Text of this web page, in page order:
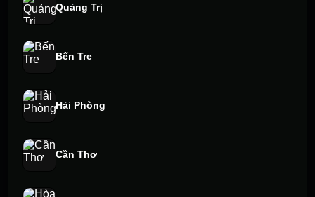
Quảng Trị
Bến Tre
Hải Phòng
Cần Thơ